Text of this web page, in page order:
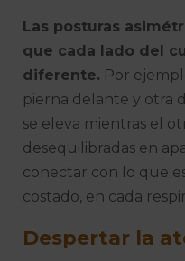
Las posturas
que cada lado del
diferente. Por
pierna delante y otra
se eleva mientras el
desequilibradas en
conectar con lo que
costado, en cada
Despertar la